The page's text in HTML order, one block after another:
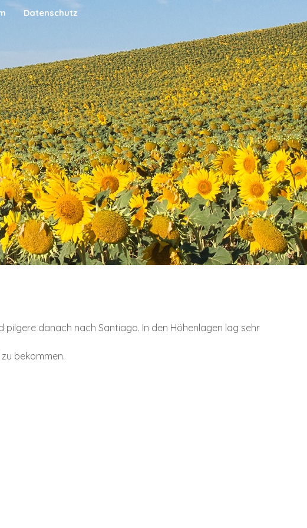
Datenschutz
danach nach Santiago. In den Höhenlagen lag sehr
bekommen.